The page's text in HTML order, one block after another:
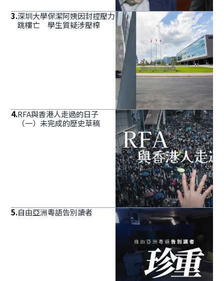
3.深圳大學保潔阿姨因封控壓力
跳樓亡 學生質疑涉壓榨
4.RFA與香港人走過的日子
（一）未完成的歷史草稿
5.自由亞洲粵語告別讀者